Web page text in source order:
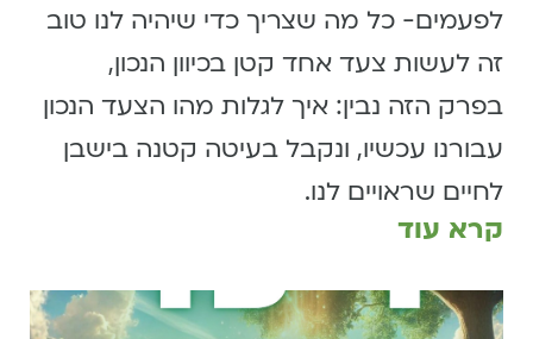
לפעמים- כל מה שצריך כדי שיהיה לנו טוב
זה לעשות צעד אחד קטן בכיוון הנכון,
בפרק הזה נבין: איך לגלות מהו הצעד הנכון
עבורנו עכשיו, ונקבל בעיטה קטנה בישבן
לחיים שראויים לנו.
קרא עוד